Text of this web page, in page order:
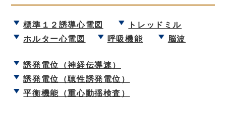
標準１２誘導心電図
トレッドミル
ホルター心電図
呼吸機能 脳波
誘発電位（神経伝導速）
誘発電位（聴性誘発電位）
平衡機能（重心動揺検査）